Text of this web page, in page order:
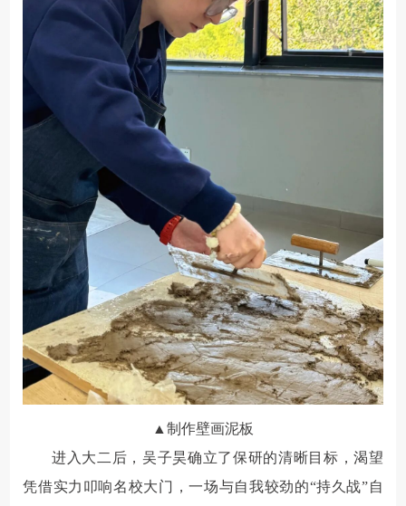
▲制作壁画泥板
进入大二后，吴子昊确立了保研的清晰目标，渴望
凭借实力叩响名校大门，一场与自我较劲的“持久战”自